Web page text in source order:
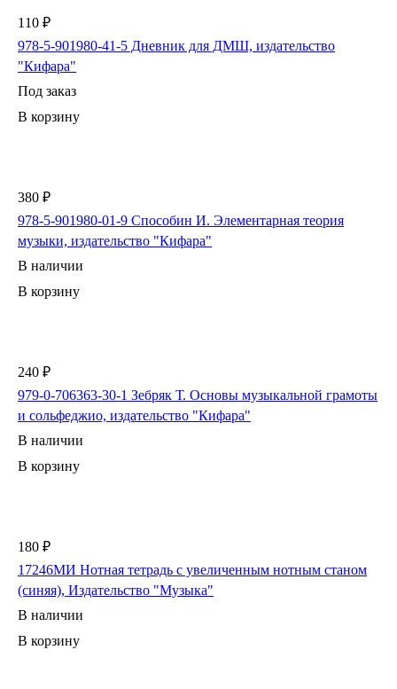
110 ₽
978-5-901980-41-5 Дневник для ДМШ, издательство
"Кифара"
Под заказ
В корзину
380 ₽
978-5-901980-01-9 Способин И. Элементарная теория
музыки, издательство "Кифара"
В наличии
В корзину
240 ₽
979-0-706363-30-1 Зебряк Т. Основы музыкальной грамоты
и сольфеджио, издательство "Кифара"
В наличии
В корзину
180 ₽
17246МИ Нотная тетрадь с увеличенным нотным станом
(синяя), Издательство "Музыка"
В наличии
В корзину